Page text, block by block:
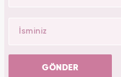
GÖNDER